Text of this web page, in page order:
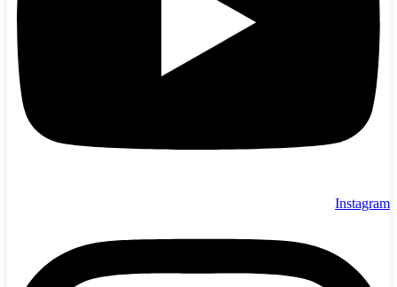
Instagram